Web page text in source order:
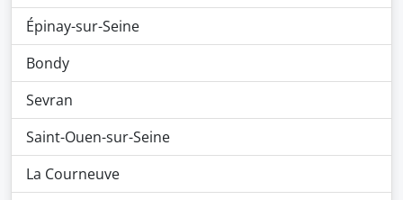
Épinay-sur-Seine
Bondy
Sevran
Saint-Ouen-sur-Seine
La Courneuve